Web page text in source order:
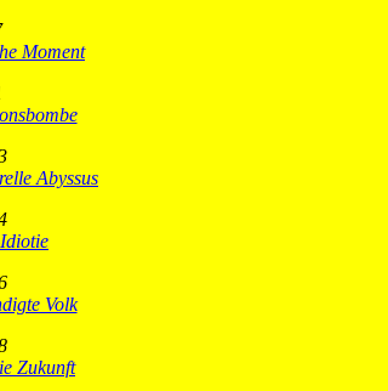
Moment
Abyssus
Volk
Zukunft